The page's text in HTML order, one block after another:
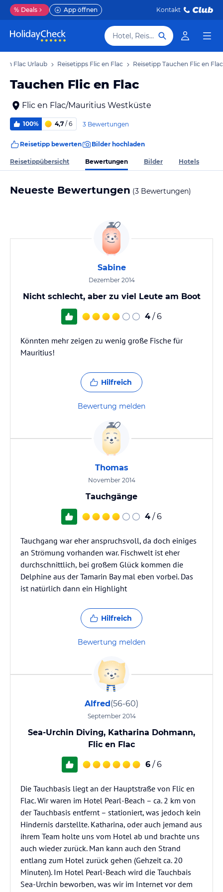
% Deals App öffnen Kontakt
Hotel, Reiseziel
en Flac Urlaub Reisetipps Flic en Flac Reisetipp Tauchen Flic en Flac
Tauchen Flic en Flac
Flic en Flac/Mauritius Westküste
100% 4,7 / 6 3 Bewertungen
Reisetipp bewerten Bilder hochladen
Reisetippübersicht Bewertungen Bilder Hotels
Neueste Bewertungen (3 Bewertungen)
Sabine
Dezember 2014
Nicht schlecht, aber zu viel Leute am Boot
4 / 6
Könnten mehr zeigen zu wenig große Fische für
Mauritius!
Hilfreich
Bewertung melden
Thomas
November 2014
Tauchgänge
4 / 6
Tauchgang war eher anspruchsvoll, da doch einiges
an Strömung vorhanden war. Fischwelt ist eher
durchschnittlich, bei großem Glück kommen die
Delphine aus der Tamarin Bay mal eben vorbei. Das
ist natürlich dann ein Highlight
Hilfreich
Bewertung melden
Alfred(56-60)
September 2014
Sea-Urchin Diving, Katharina Dohmann,
Flic en Flac
6 / 6
Die Tauchbasis liegt an der Hauptstraße von Flic en
Flac. Wir waren im Hotel Pearl-Beach – ca. 2 km von
der Tauchbasis entfernt – stationiert, was jedoch kein
Hindernis darstellte. Katharina, oder auch jemand aus
ihrem Team holte uns vom Hotel ab und brachte uns
auch wieder zurück. Man kann auch den Strand
entlang zum Hotel zurück gehen (Gehzeit ca. 20
Minuten). Im Hotel Pearl-Beach wird die Tauchbais
Sea-Urchin beworben, was wir im Internet vor dem